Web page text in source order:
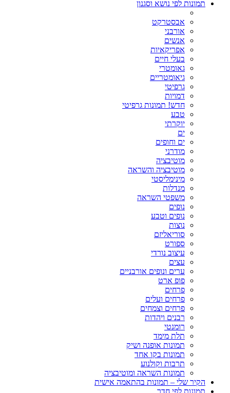
תמונות לפי נושא וסגנון
אבסטרקט
אורבני
אנשים
אפריקאיות
בעלי חיים
גאומטרי
גיאומטריים
גרפיטי
דמויות
חדש! תמונות גרפיטי
טבע
יוקרתי
ים
ים וחופים
מודרני
מוטיבציה
מוטיבציה והשראה
מינימליסטי
מנדלות
משפטי השראה
נופים
נופים וטבע
נוצות
סוריאליזם
ספורט
עיצוב נורדי
עצים
ערים ונופים אורבניים
פופ ארט
פרחים
פרחים ועלים
פרחים וצמחים
רבנים ויהדות
רומנטי
תלת מימד
תמונות אופנה ושיק
תמונות בקו אחד
תרבות וקולנוע
תמונות השראה ומוטיבציה
הקיר שלי – תמונות בהתאמה אישית
תמונות לפי חדר